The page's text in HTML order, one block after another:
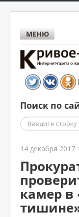
МЕНЮ
Поиск по
Поиск
14 декабря 2017
камер в